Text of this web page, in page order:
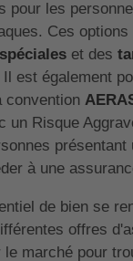
pour les
Ces
et des
est également
convention
un Risque
présentant
à une
de bien se
offres
le marché pour